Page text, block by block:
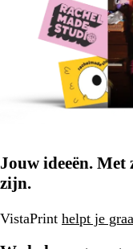
Jouw ideeën.
zijn.
VistaPrint helpt je